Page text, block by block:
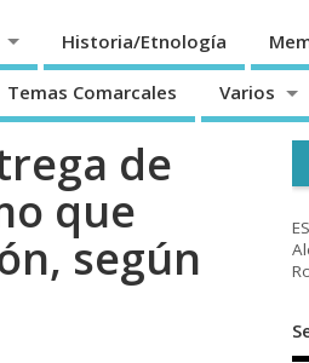
Historia/Etnología
Temas Comarcales Varios
de
que
según